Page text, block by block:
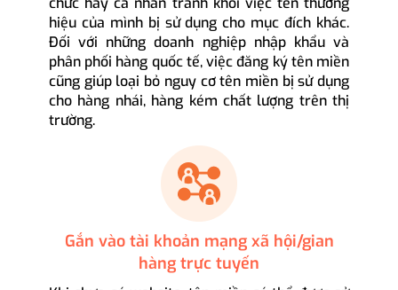
hiệu của mình bị sử dụng cho mục đích khác.
Đối với những doanh nghiệp nhập khẩu và
phân phối hàng quốc tế, việc đăng ký tên miền
cũng giúp loại bỏ nguy cơ tên miền bị sử dụng
cho hàng nhái, hàng kém chất lượng trên thị
trường.
Gắn vào tài khoản mạng xã hội/gian
hàng trực tuyến